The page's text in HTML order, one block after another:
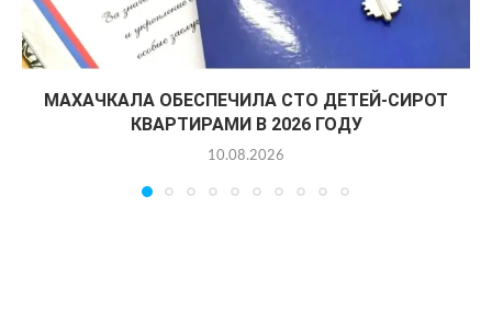
МАХАЧКАЛА ОБЕСПЕЧИЛА СТО ДЕТЕЙ-СИРОТ
КВАРТИРАМИ В 2026 ГОДУ
10.08.2026